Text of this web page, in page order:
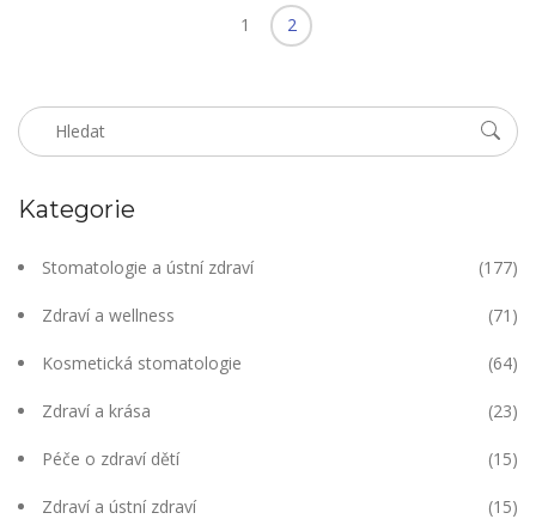
1 2
Kategorie
Stomatologie a ústní zdraví (177)
Zdraví a wellness (71)
Kosmetická stomatologie (64)
Zdraví a krása (23)
Péče o zdraví dětí (15)
Zdraví a ústní zdraví (15)